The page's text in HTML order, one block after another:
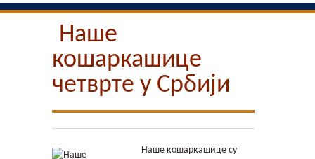
Ученици
Наше
кошаркашице
четврте у Србији
Наше кошаркашице су